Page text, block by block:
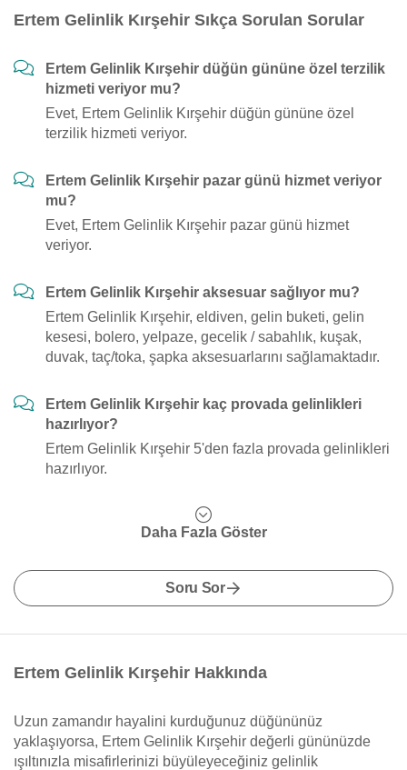
Ertem Gelinlik Kırşehir Sıkça Sorulan Sorular
Ertem Gelinlik Kırşehir düğün gününe özel terzilik
hizmeti veriyor mu?
Evet, Ertem Gelinlik Kırşehir düğün gününe özel
terzilik hizmeti veriyor.
Ertem Gelinlik Kırşehir pazar günü hizmet veriyor
mu?
Evet, Ertem Gelinlik Kırşehir pazar günü hizmet
veriyor.
Ertem Gelinlik Kırşehir aksesuar sağlıyor mu?
Ertem Gelinlik Kırşehir, eldiven, gelin buketi, gelin
kesesi, bolero, yelpaze, gecelik / sabahlık, kuşak,
duvak, taç/toka, şapka aksesuarlarını sağlamaktadır.
Ertem Gelinlik Kırşehir kaç provada gelinlikleri
hazırlıyor?
Ertem Gelinlik Kırşehir 5'den fazla provada gelinlikleri
hazırlıyor.
Daha Fazla Göster
Soru Sor
Ertem Gelinlik Kırşehir Hakkında
Uzun zamandır hayalini kurduğunuz düğününüz
yaklaşıyorsa, Ertem Gelinlik Kırşehir değerli gününüzde
ışıltınızla misafirlerinizi büyüleyeceğiniz gelinlik